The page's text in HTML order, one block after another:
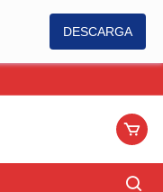
DESCARGA